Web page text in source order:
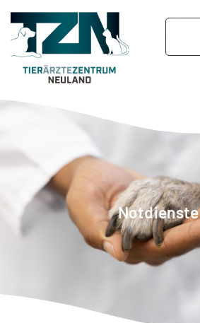
Notdienste